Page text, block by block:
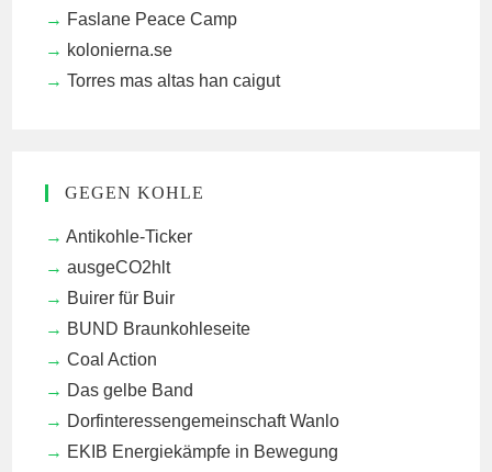
Faslane Peace Camp
kolonierna.se
Torres mas altas han caigut
GEGEN KOHLE
Antikohle-Ticker
ausgeCO2hlt
Buirer für Buir
BUND Braunkohleseite
Coal Action
Das gelbe Band
Dorfinteressengemeinschaft Wanlo
EKIB Energiekämpfe in Bewegung